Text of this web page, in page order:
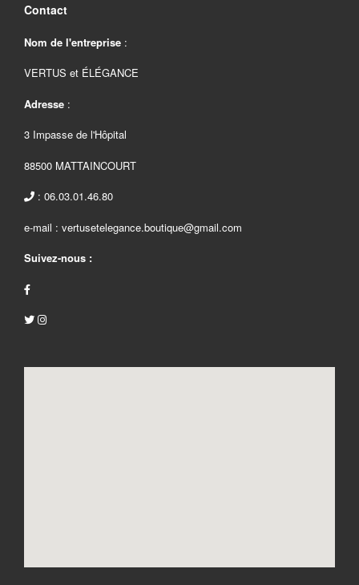
Contact
Nom de l'entreprise :
VERTUS et ÉLÉGANCE
Adresse :
3 Impasse de l'Hôpital
88500 MATTAINCOURT
: 06.03.01.46.80
e-mail : vertusetelegance.boutique@gmail.com
Suivez-nous :